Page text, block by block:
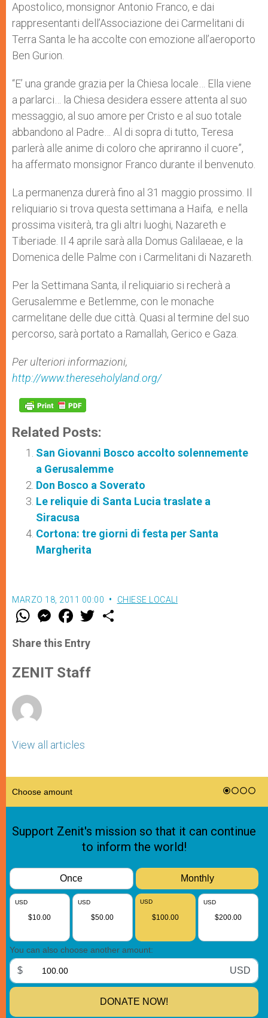
Apostolico, monsignor Antonio Franco, e dai
rappresentanti dell’Associazione dei Carmelitani di
Terra Santa le ha accolte con emozione all’aeroporto
Ben Gurion.
“E’ una grande grazia per la Chiesa locale… Ella viene
a parlarci… la Chiesa desidera essere attenta al suo
messaggio, al suo amore per Cristo e al suo totale
abbandono al Padre… Al di sopra di tutto, Teresa
parlerà alle anime di coloro che apriranno il cuore”,
ha affermato monsignor Franco durante il benvenuto.
La permanenza durerà fino al 31 maggio prossimo. Il
reliquiario si trova questa settimana a Haifa, e nella
prossima visiterà, tra gli altri luoghi, Nazareth e
Tiberiade. Il 4 aprile sarà alla Domus Galilaeae, e la
Domenica delle Palme con i Carmelitani di Nazareth.
Per la Settimana Santa, il reliquiario si recherà a
Gerusalemme e Betlemme, con le monache
carmelitane delle due città. Quasi al termine del suo
percorso, sarà portato a Ramallah, Gerico e Gaza.
Per ulteriori informazioni,
http://www.thereseholyland.org/
Related Posts:
San Giovanni Bosco accolto solennemente
a Gerusalemme
Don Bosco a Soverato
Le reliquie di Santa Lucia traslate a
Siracusa
Cortona: tre giorni di festa per Santa
Margherita
MARZO 18, 2011 00:00 CHIESE LOCALI
W
t
s
p
p
M
e
s
e
g
e
F
a
e
b
o
k
w
Share this Entry
ZENIT Staff
View all articles